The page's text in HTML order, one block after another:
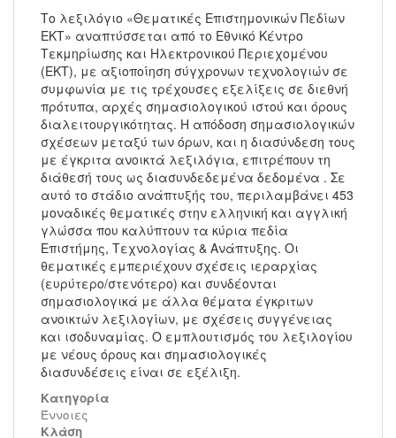
Το λεξιλόγιο «Θεματικές Επιστημονικών Πεδίων
ΕΚΤ» αναπτύσσεται από το Εθνικό Κέντρο
Τεκμηρίωσης και Ηλεκτρονικού Περιεχομένου
(ΕΚΤ), με αξιοποίηση σύγχρονων τεχνολογιών σε
συμφωνία με τις τρέχουσες εξελίξεις σε διεθνή
πρότυπα, αρχές σημασιολογικού ιστού και όρους
διαλειτουργικότητας. Η απόδοση σημασιολογικών
σχέσεων μεταξύ των όρων, και η διασύνδεση τους
με έγκριτα ανοικτά λεξιλόγια, επιτρέπουν τη
διάθεσή τους ως διασυνδεδεμένα δεδομένα . Σε
αυτό το στάδιο ανάπτυξής του, περιλαμβάνει 453
μοναδικές θεματικές στην ελληνική και αγγλική
γλώσσα που καλύπτουν τα κύρια πεδία
Επιστήμης, Τεχνολογίας & Ανάπτυξης. Οι
θεματικές εμπεριέχουν σχέσεις ιεραρχίας
(ευρύτερο/στενότερο) και συνδέονται
σημασιολογικά με άλλα θέματα έγκριτων
ανοικτών λεξιλογίων, με σχέσεις συγγένειας
και ισοδυναμίας. Ο εμπλουτισμός του λεξιλογίου
με νέους όρους και σημασιολογικές
διασυνδέσεις είναι σε εξέλιξη.
Κατηγορία
Έννοιες
Kλάση